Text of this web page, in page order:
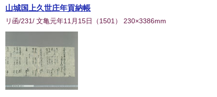
山城国上久世庄年貢納帳
リ函/231/ 文亀元年11月15日 （1501 ） 230×3386mm